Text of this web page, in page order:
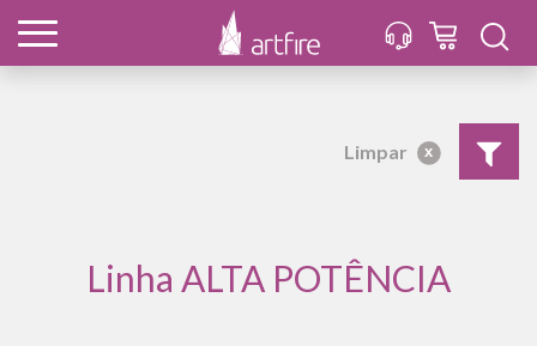
Limpar x
Linha ALTA POTÊNCIA